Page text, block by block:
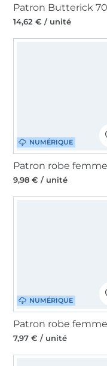
14,62 € / unité
NUMÉRIQUE
9,98 € / unité
NUMÉRIQUE
7,97 € / unité